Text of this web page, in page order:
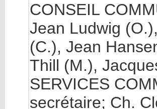
CONSEIL
Jean Ludwig
(C.), Jean
Thill (M.),
SERVICES
secrétaire; Ch.